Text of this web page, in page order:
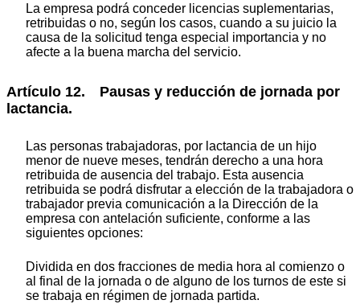
La empresa podrá conceder licencias suplementarias,
retribuidas o no, según los casos, cuando a su juicio la
causa de la solicitud tenga especial importancia y no
afecte a la buena marcha del servicio.
Artículo 12. Pausas y reducción de jornada por
lactancia.
Las personas trabajadoras, por lactancia de un hijo
menor de nueve meses, tendrán derecho a una hora
retribuida de ausencia del trabajo. Esta ausencia
retribuida se podrá disfrutar a elección de la trabajadora o
trabajador previa comunicación a la Dirección de la
empresa con antelación suficiente, conforme a las
siguientes opciones:
Dividida en dos fracciones de media hora al comienzo o
al final de la jornada o de alguno de los turnos de este si
se trabaja en régimen de jornada partida.